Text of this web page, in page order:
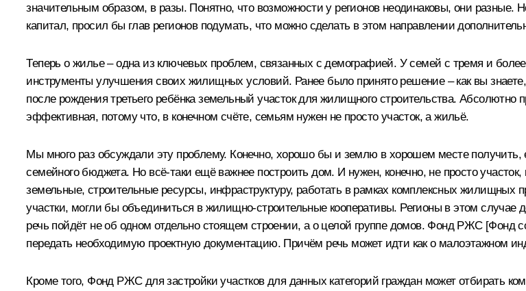
значительным образом, в разы. Понятно, что возможности у регионов неодинаковы, они
капитал, просил бы глав регионов подумать, что можно сделать в этом направлении
Теперь о жилье – одна из ключевых проблем, связанных с демографией. У семей с тремя и
инструменты улучшения своих жилищных условий. Ранее было принято решение – как вы
после рождения третьего ребёнка земельный участок для жилищного строительства.
эффективная, потому что, в конечном счёте, семьям нужен не просто участок, а жильё.
Мы много раз обсуждали эту проблему. Конечно, хорошо бы и землю в хорошем месте получить,
семейного бюджета. Но всё‑таки ещё важнее построить дом. И нужен, конечно, не просто
земельные, строительные ресурсы, инфраструктуру, работать в рамках комплексных
участки, могли бы объединиться в жилищно-строительные кооперативы. Регионы в этом
речь пойдёт не об одном отдельно стоящем строении, а о целой группе домов. Фонд РЖС [Фонд
передать необходимую проектную документацию. Причём речь может идти как о малоэтажном
Кроме того, Фонд РЖС для застройки участков для данных категорий граждан может отбирать